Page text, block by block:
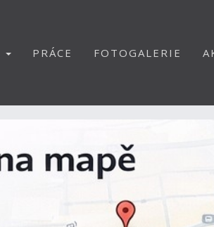
PRÁCE FOTOGALERIE